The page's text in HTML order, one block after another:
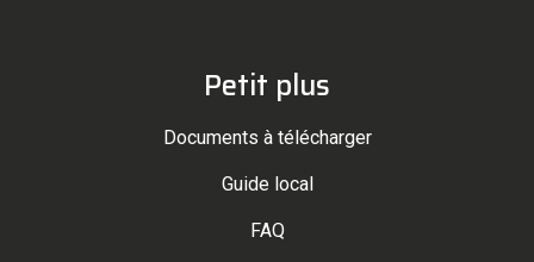
Petit plus
Documents à télécharger
Guide local
FAQ